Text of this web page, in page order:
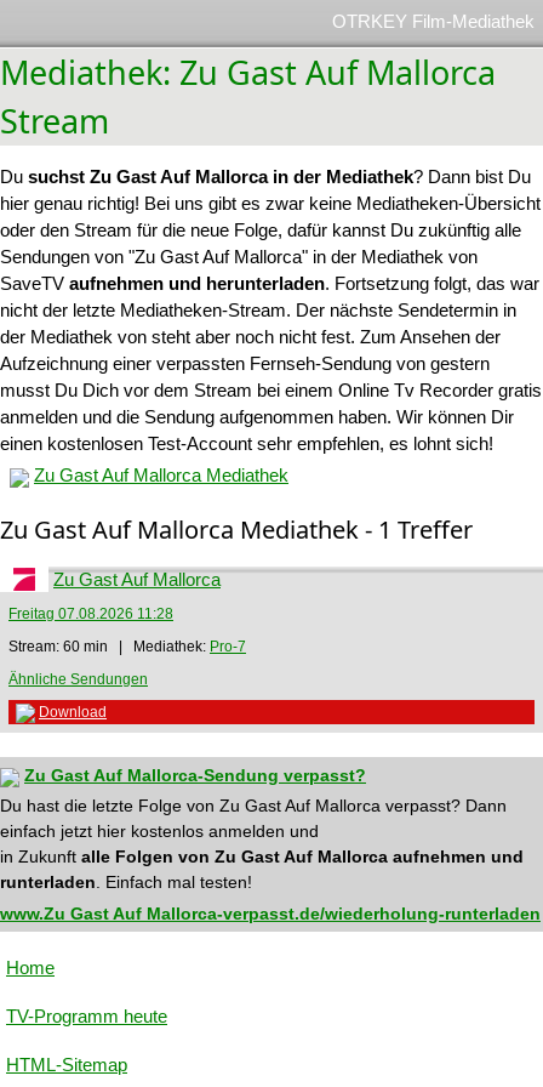
OTRKEY Film-Mediathek
Mediathek: Zu Gast Auf Mallorca
Stream
Du suchst Zu Gast Auf Mallorca in der Mediathek? Dann bist Du
hier genau richtig! Bei uns gibt es zwar keine Mediatheken-Übersicht
oder den Stream für die neue Folge, dafür kannst Du zukünftig alle
Sendungen von "Zu Gast Auf Mallorca" in der Mediathek von
SaveTV aufnehmen und herunterladen. Fortsetzung folgt, das war
nicht der letzte Mediatheken-Stream. Der nächste Sendetermin in
der Mediathek von steht aber noch nicht fest. Zum Ansehen der
Aufzeichnung einer verpassten Fernseh-Sendung von gestern
musst Du Dich vor dem Stream bei einem Online Tv Recorder gratis
anmelden und die Sendung aufgenommen haben. Wir können Dir
einen kostenlosen Test-Account sehr empfehlen, es lohnt sich!
Zu Gast Auf Mallorca Mediathek
Zu Gast Auf Mallorca Mediathek - 1 Treffer
Zu Gast Auf Mallorca
Freitag 07.08.2026 11:28
Stream: 60 min | Mediathek: Pro-7
Ähnliche Sendungen
Download
Zu Gast Auf Mallorca-Sendung verpasst?
Du hast die letzte Folge von Zu Gast Auf Mallorca verpasst? Dann
einfach jetzt hier kostenlos anmelden und
in Zukunft alle Folgen von Zu Gast Auf Mallorca aufnehmen und
runterladen . Einfach mal testen!
www.Zu Gast Auf Mallorca-verpasst.de/wiederholung-runterladen
Home
TV-Programm heute
HTML-Sitemap